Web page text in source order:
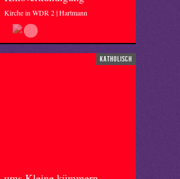
Kirche in WDR 2 | Hartmann
katholisch